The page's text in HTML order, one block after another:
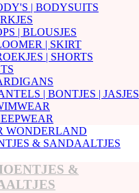
| BODYSUITS
| BLOUSJES
| SKIRT
| SHORTS
| BONTJES | JASJES
WONDERLAND
& SANDAALTJES
&